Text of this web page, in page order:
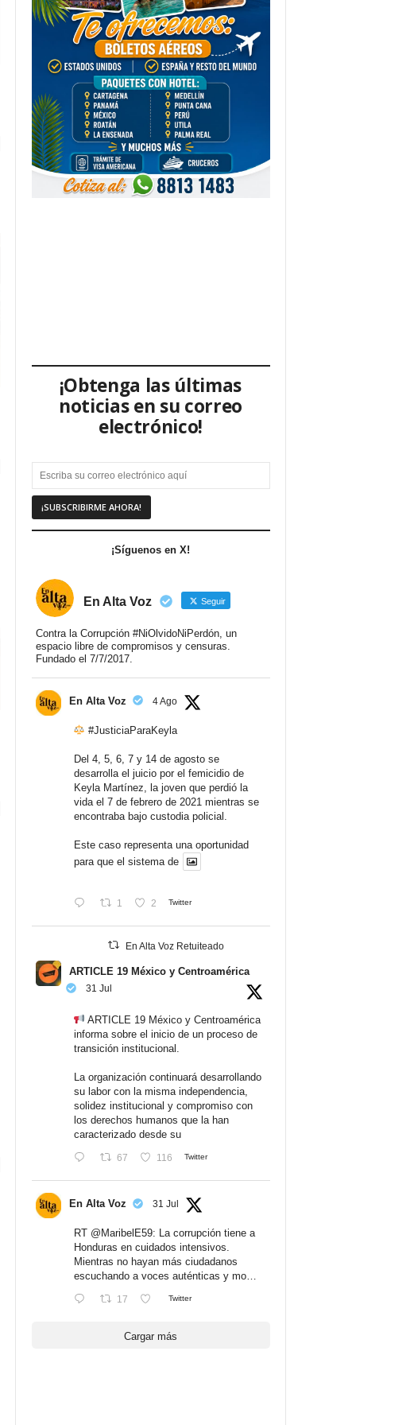
¡Obtenga las últimas
noticias en su correo
electrónico!
¡Síguenos en X!
En Alta Voz Seguir
Contra la Corrupción #NiOlvidoNiPerdón, un
espacio libre de compromisos y censuras.
Fundado el 7/7/2017.
En Alta Voz 4 Ago
#JusticiaParaKeyla
Del 4, 5, 6, 7 y 14 de agosto se
desarrolla el juicio por el femicidio de
Keyla Martínez, la joven que perdió la
vida el 7 de febrero de 2021 mientras se
encontraba bajo custodia policial.
Este caso representa una oportunidad
para que el sistema de
1 2 Twitter
En Alta Voz Retuiteado
ARTICLE 19 México y Centroamérica
31 Jul
ARTICLE 19 México y Centroamérica
informa sobre el inicio de un proceso de
transición institucional.
La organización continuará desarrollando
su labor con la misma independencia,
solidez institucional y compromiso con
los derechos humanos que la han
caracterizado desde su
67 116 Twitter
En Alta Voz 31 Jul
RT @MaribelE59: La corrupción tiene a
Honduras en cuidados intensivos.
Mientras no hayan más ciudadanos
escuchando a voces auténticas y mo…
17 Twitter
Cargar más